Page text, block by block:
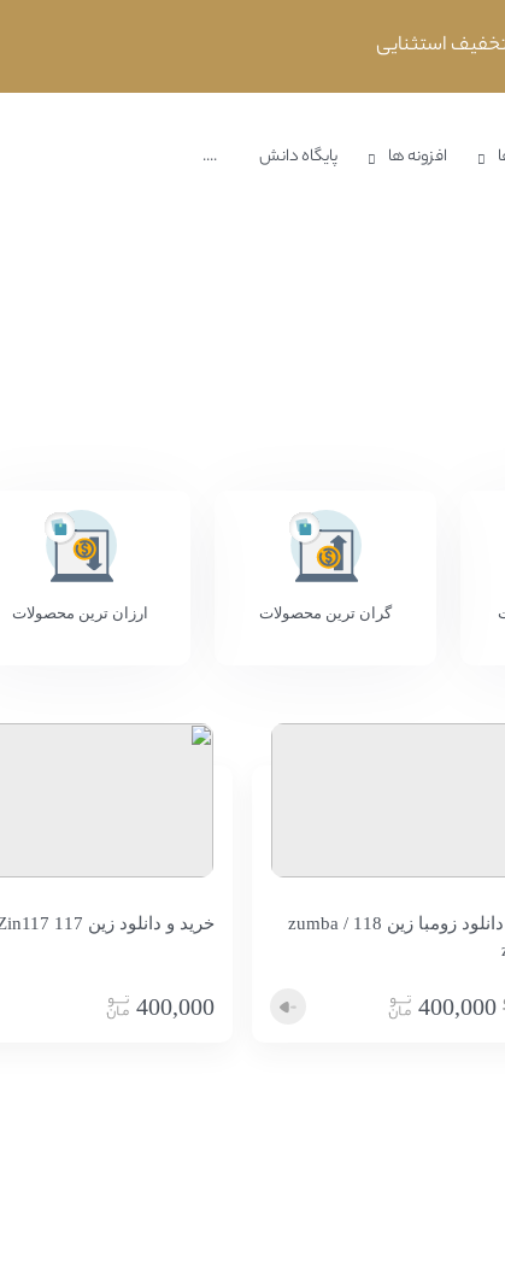
افزونه ها پایگاه دانش ....
گران ترین محصولات ارزان ترین محصولات
خرید و دانلود زومبا زین 118 / zumba
400,000
خرید و دانلود زین 117 Zin117
400,000